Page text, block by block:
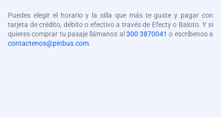
Puedes elegir el horario y la silla que más te guste y pagar con
tarjeta de crédito, débito o efectivo a través de Efecty o Baloto. Y si
quieres comprar tu pasaje llámanos al 300 3870041 o escríbenos a
contactenos@pinbus.com.